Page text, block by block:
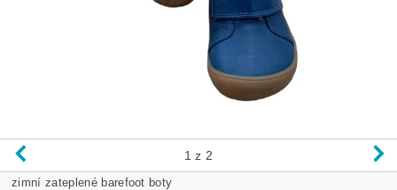
1 z 2
zimní zateplené barefoot boty